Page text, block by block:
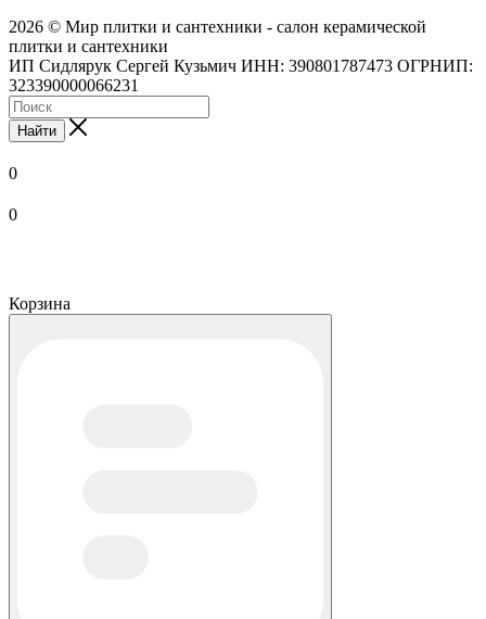
2026 © Мир плитки и сантехники - салон керамической
плитки и сантехники
ИП Сидлярук Сергей Кузьмич ИНН: 390801787473 ОГРНИП:
323390000066231
Найти
0
0
Корзина